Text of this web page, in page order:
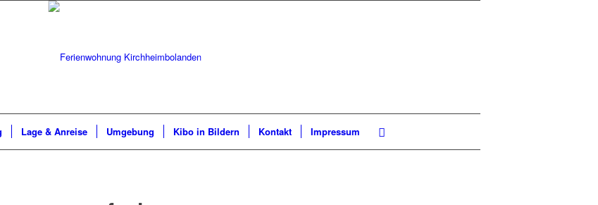
Lage & Anreise Umgebung Kibo in Bildern Kontakt Impressum